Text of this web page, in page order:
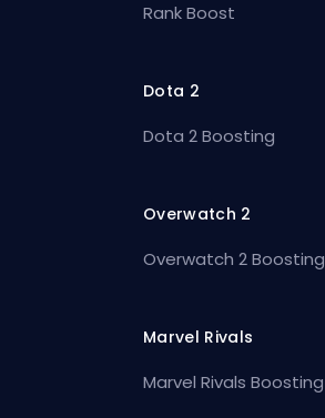
Rank Boost
Dota 2
Dota 2 Boosting
Overwatch 2
Overwatch 2 Boosting
Marvel Rivals
Marvel Rivals Boosting